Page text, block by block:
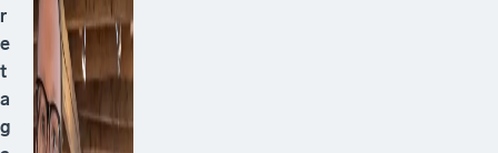
r
e
t
a
g